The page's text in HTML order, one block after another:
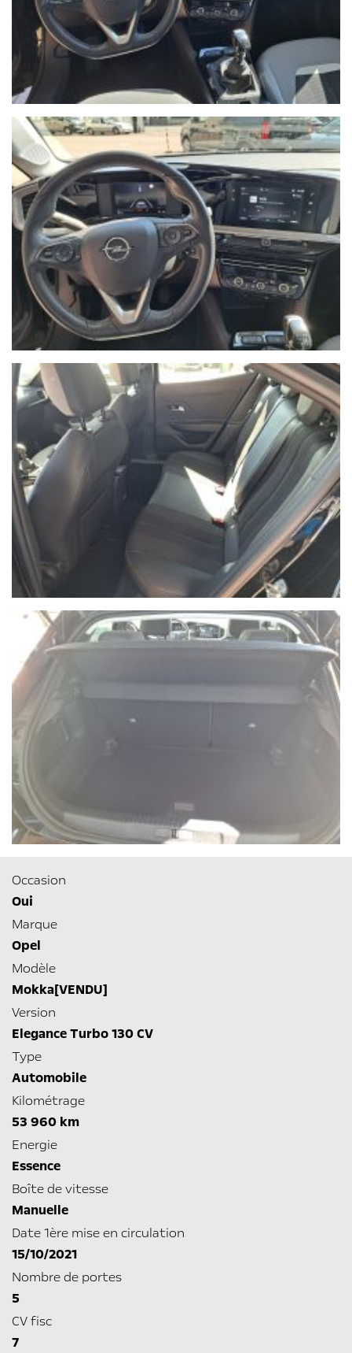
Occasion
Oui
Marque
Opel
Modèle
Mokka[VENDU]
Version
Elegance Turbo 130 CV
Type
Automobile
Kilométrage
53 960 km
Energie
Essence
Boîte de vitesse
Manuelle
Date 1ère mise en circulation
15/10/2021
Nombre de portes
5
CV fisc
7